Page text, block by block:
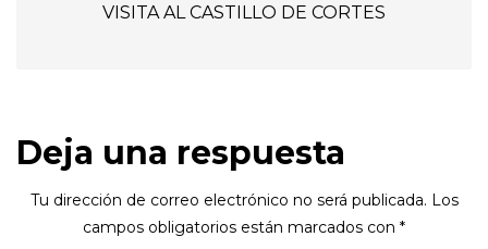
VISITA AL CASTILLO DE CORTES
Deja una respuesta
Tu dirección de correo electrónico no será publicada. Los
campos obligatorios están marcados con *